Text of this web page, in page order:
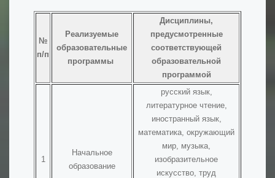
№
п/п
Реализуемые
образовательные
программы
Дисциплины,
предусмотренные
соответствующей
образовательной
программой
1
Начальное
образование
русский язык,
литературное чтение,
иностранный язык,
математика, окружающий
мир, музыка,
изобразительное
искусство, труд